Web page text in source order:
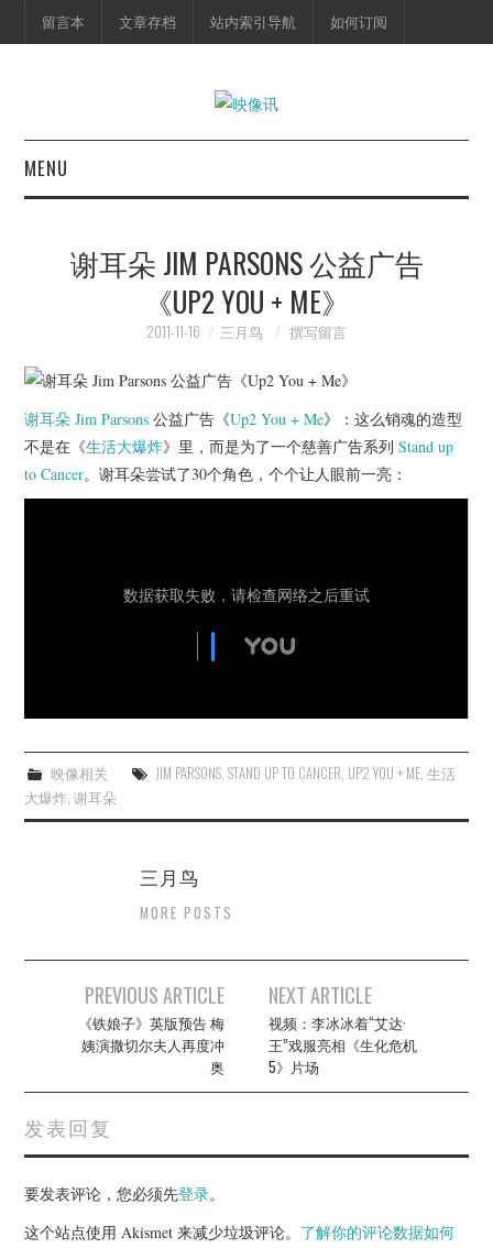
留言本 文章存档 站内索引导航 如何订阅
MENU
映像快讯
海报剧照
脱口秀
杂七杂八
谢耳朵 JIM PARSONS 公益广告
《UP2 YOU + ME》
2011-11-16 三月鸟 撰写留言
谢耳朵 Jim Parsons 公益广告《Up2 You + Me》：这么销魂的造型
不是在《生活大爆炸》里，而是为了一个慈善广告系列Stand up
to Cancer。谢耳朵尝试了30个角色，个个让人眼前一亮：
映像相关 JIM PARSONS, STAND UP TO CANCER, UP2 YOU + ME, 生活
大爆炸,谢耳朵
三月鸟
MORE POSTS
navigation
PREVIOUS ARTICLE
《铁娘子》英版预告 梅
姨演撒切尔夫人再度冲
奥
NEXT ARTICLE
视频：李冰冰着“艾达·
王”戏服亮相《生化危机
5》片场
发表回复
要发表评论，您必须先登录。
这个站点使用 Akismet 来减少垃圾评论。 了解你的评论数据如何